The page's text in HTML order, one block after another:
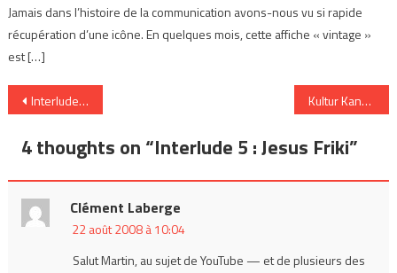
Jamais dans l’histoire de la communication avons-nous vu si rapide
récupération d’une icône. En quelques mois, cette affiche « vintage »
est […]
Navigation
de
l’article
Interlude 4 : Girly man Kultur Kanadienne : un interlude dangereux
4 thoughts on “Interlude 5 : Jesus Friki”
Clément Laberge
22 août 2008 à 10:04
Salut Martin, au sujet de YouTube — et de plusieurs des